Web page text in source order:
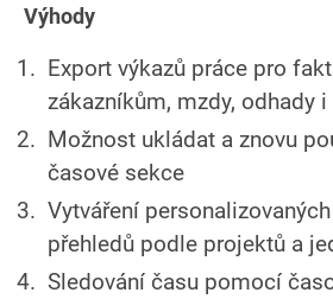
Výhody
Export výkazů práce pro
zákazníkům, mzdy, odhady
Možnost ukládat a znovu
časové sekce
Vytváření
přehledů podle projektů a
Sledování času pomocí